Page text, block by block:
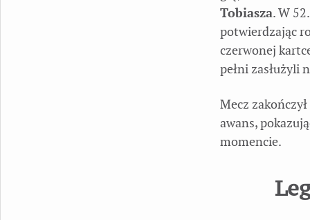
Tobiasza. W
potwierdzając
czerwonej
pełni zasłużyli
Mecz
awans,
momencie.